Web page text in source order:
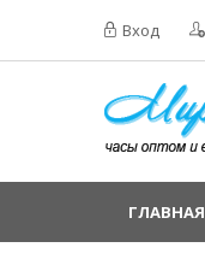
Вход
ГЛАВНАЯ